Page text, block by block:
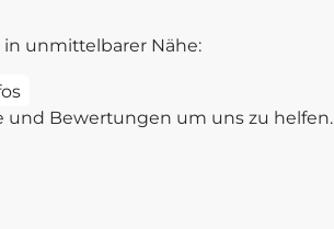
unmittelbarer Nähe:
und Bewertungen um uns zu helfen.